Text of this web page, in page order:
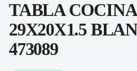
TABLA
29X20X1.5
473089